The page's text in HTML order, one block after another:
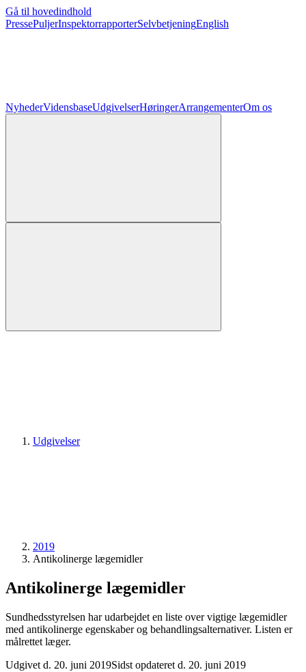
Gå til hovedindhold
PressePuljerInspektorrapporterSelvbetjeningEnglish
NyhederVidensbaseUdgivelserHøringerArrangementerOm os
Udgivelser
2019
Antikolinerge lægemidler
Antikolinerge lægemidler
Sundhedsstyrelsen har udarbejdet en liste over vigtige lægemidler
med antikolinerge egenskaber og behandlingsalternativer. Listen er
målrettet læger.
Udgivet d. 20. juni 2019Sidst opdateret d. 20. juni 2019